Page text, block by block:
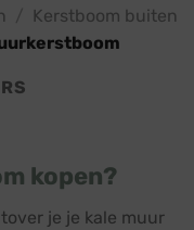
Kerstboom buiten
kopen?
je je kale muur